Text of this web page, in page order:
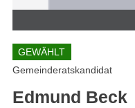
GEWÄHLT
Gemeinderatskandidat
Edmund Beck